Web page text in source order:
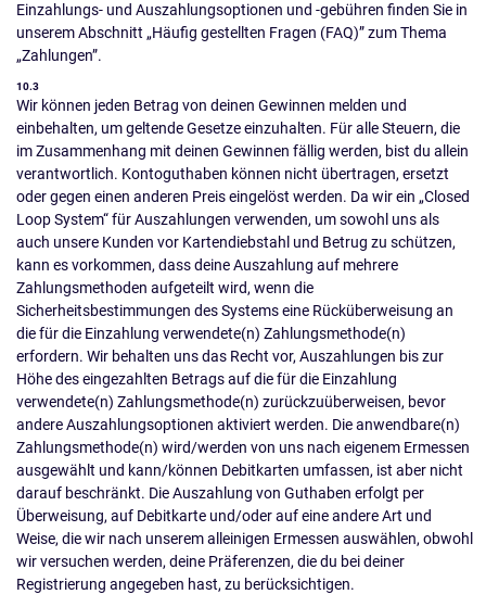
Einzahlungs- und Auszahlungsoptionen und -gebühren finden Sie in
unserem Abschnitt „Häufig gestellten Fragen (FAQ)” zum Thema
„Zahlungen”.
10.3
Wir können jeden Betrag von deinen Gewinnen melden und
einbehalten, um geltende Gesetze einzuhalten. Für alle Steuern, die
im Zusammenhang mit deinen Gewinnen fällig werden, bist du allein
verantwortlich. Kontoguthaben können nicht übertragen, ersetzt
oder gegen einen anderen Preis eingelöst werden. Da wir ein „Closed
Loop System“ für Auszahlungen verwenden, um sowohl uns als
auch unsere Kunden vor Kartendiebstahl und Betrug zu schützen,
kann es vorkommen, dass deine Auszahlung auf mehrere
Zahlungsmethoden aufgeteilt wird, wenn die
Sicherheitsbestimmungen des Systems eine Rücküberweisung an
die für die Einzahlung verwendete(n) Zahlungsmethode(n)
erfordern. Wir behalten uns das Recht vor, Auszahlungen bis zur
Höhe des eingezahlten Betrags auf die für die Einzahlung
verwendete(n) Zahlungsmethode(n) zurückzuüberweisen, bevor
andere Auszahlungsoptionen aktiviert werden. Die anwendbare(n)
Zahlungsmethode(n) wird/werden von uns nach eigenem Ermessen
ausgewählt und kann/können Debitkarten umfassen, ist aber nicht
darauf beschränkt. Die Auszahlung von Guthaben erfolgt per
Überweisung, auf Debitkarte und/oder auf eine andere Art und
Weise, die wir nach unserem alleinigen Ermessen auswählen, obwohl
wir versuchen werden, deine Präferenzen, die du bei deiner
Registrierung angegeben hast, zu berücksichtigen.